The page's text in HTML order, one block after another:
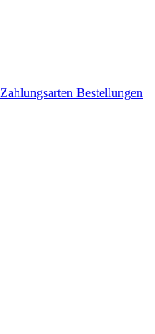
Zahlungsarten Bestellungen